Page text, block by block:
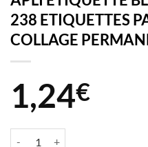
238 ETIQUETTES
COLLAGE
1,24€